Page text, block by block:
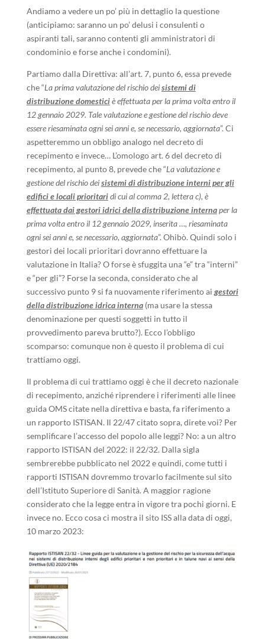
Andiamo a vedere un po’ più in dettaglio la questione
(anticipiamo: saranno un po’ delusi i consulenti o
aspiranti tali, saranno contenti gli amministratori di
condominio e forse anche i condomini).
Partiamo dalla Direttiva: all’art. 7, punto 6, essa prevede
che “La prima valutazione del rischio deisistemi di
distribuzione domesticiè effettuata per la prima volta entro il
12 gennaio 2029. Tale valutazione e gestione del rischio deve
essere riesaminata ogni sei anni e, se necessario, aggiornata”. Ci
aspetteremmo un obbligo analogo nel decreto di
recepimento e invece… L’omologo art. 6 del decreto di
recepimento, al punto 8, prevede che “La valutazione e
gestione del rischio deisistemi di distribuzione interni per gli
edifici e locali prioritaridi cui al comma 2, lettera c), è
effettuata dai gestori idrici della distribuzione internaper la
prima volta entro il 12 gennaio 2029, inserita …, riesaminata
ogni sei anni e, se necessario, aggiornata”. Ohibò. Quindi solo i
gestori dei locali prioritari dovranno effettuare la
valutazione in Italia? O forse è sfuggita una “e” tra “interni”
e “per gli”? Forse la seconda, considerato che al
successivo punto 9 si fa nuovamente riferimento ai gestori
della distribuzione idrica interna(ma usare la stessa
denominazione per questi soggetti in tutto il
provvedimento pareva brutto?). Ecco l’obbligo
scomparso: comunque non è questo il problema di cui
trattiamo oggi.
Il problema di cui trattiamo oggi è che il decreto nazionale
di recepimento, anziché riprendere i riferimenti alle linee
guida OMS citate nella direttiva e basta, fa riferimento a
un rapporto ISTISAN. Il 22/47 citato sopra, direte voi? Per
semplificare l’accesso del popolo alle leggi? No: a un altro
rapporto ISTISAN del 2022: il 22/32. Dalla sigla
sembrerebbe pubblicato nel 2022 e quindi, come tutti i
rapporti ISTISAN dovremmo trovarlo facilmente sul sito
dell’Istituto Superiore di Sanità. A maggior ragione
considerato che la legge entra in vigore tra pochi giorni. E
invece no. Ecco cosa ci mostra il sito ISS alla data di oggi,
10 marzo 2023: